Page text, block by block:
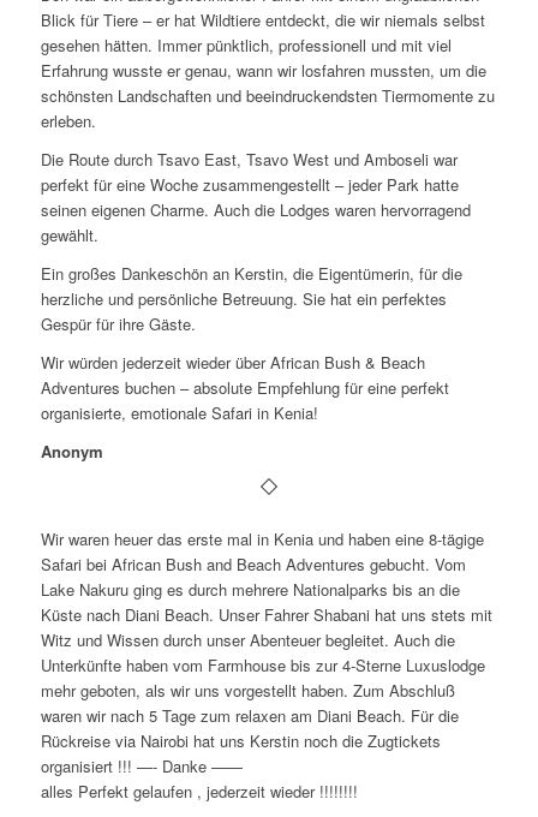
Blick für Tiere – er hat Wildtiere entdeckt, die wir niemals selbst
gesehen hätten. Immer pünktlich, professionell und mit viel
Erfahrung wusste er genau, wann wir losfahren mussten, um die
schönsten Landschaften und beeindruckendsten Tiermomente zu
erleben.
Die Route durch Tsavo East, Tsavo West und Amboseli war
perfekt für eine Woche zusammengestellt – jeder Park hatte
seinen eigenen Charme. Auch die Lodges waren hervorragend
gewählt.
Ein großes Dankeschön an Kerstin, die Eigentümerin, für die
herzliche und persönliche Betreuung. Sie hat ein perfektes
Gespür für ihre Gäste.
Wir würden jederzeit wieder über African Bush & Beach
Adventures buchen – absolute Empfehlung für eine perfekt
organisierte, emotionale Safari in Kenia!
Anonym
Wir waren heuer das erste mal in Kenia und haben eine 8-tägige
Safari bei African Bush and Beach Adventures gebucht. Vom
Lake Nakuru ging es durch mehrere Nationalparks bis an die
Küste nach Diani Beach. Unser Fahrer Shabani hat uns stets mit
Witz und Wissen durch unser Abenteuer begleitet. Auch die
Unterkünfte haben vom Farmhouse bis zur 4-Sterne Luxuslodge
mehr geboten, als wir uns vorgestellt haben. Zum Abschluß
waren wir nach 5 Tage zum relaxen am Diani Beach. Für die
Rückreise via Nairobi hat uns Kerstin noch die Zugtickets
organisiert !!! —- Danke ——
alles Perfekt gelaufen , jederzeit wieder !!!!!!!!